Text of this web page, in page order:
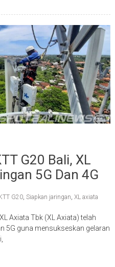
G20 Bali, XL
5G Dan 4G
G20, Siapkan jaringan, XL axiata
Axiata Tbk (XL Axiata) telah
5G guna mensukseskan gelaran